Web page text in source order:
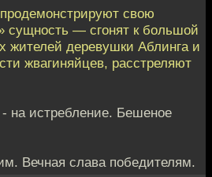
свою
сущность — сгонят к большой
жителей деревушки Аблинга и
жвагиняйцев, расстреляют
на истребление. Бешеное
Вечная слава победителям.